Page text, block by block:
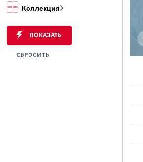
Коллекция
ПОКАЗАТЬ
СБРОСИТЬ